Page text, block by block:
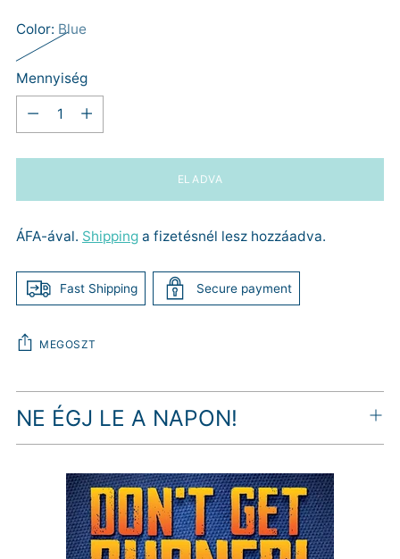
Color: Blue
Mennyiség
Mennyiség
ELADVA
ÁFA-ával. Shipping a fizetésnél lesz hozzáadva.
Fast Shipping Secure payment
MEGOSZT
Termék
hozzáadása
NE ÉGJ LE A NAPON!